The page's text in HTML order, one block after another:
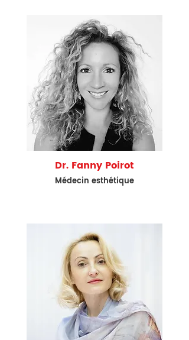
Dr. Fanny Poirot
Médecin esthétique